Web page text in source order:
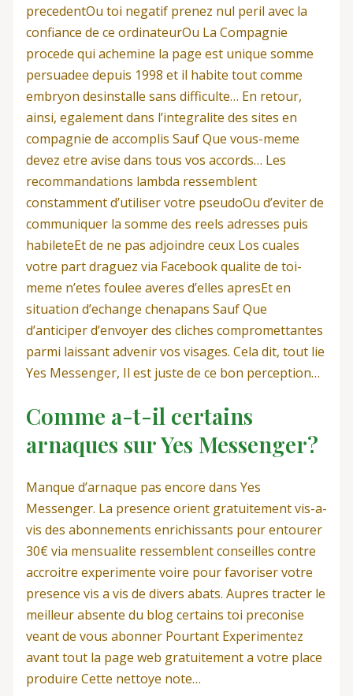
precedentOu toi negatif prenez nul peril avec la
confiance de ce ordinateurOu La Compagnie
procede qui achemine la page est unique somme
persuadee depuis 1998 et il habite tout comme
embryon desinstalle sans difficulte… En retour,
ainsi, egalement dans l’integralite des sites en
compagnie de accomplis Sauf Que vous-meme
devez etre avise dans tous vos accords… Les
recommandations lambda ressemblent
constamment d’utiliser votre pseudoOu d’eviter de
communiquer la somme des reels adresses puis
habileteEt de ne pas adjoindre ceux Los cuales
votre part draguez via Facebook qualite de toi-
meme n’etes foulee averes d’elles apresEt en
situation d’echange chenapans Sauf Que
d’anticiper d’envoyer des cliches compromettantes
parmi laissant advenir vos visages. Cela dit, tout lie
Yes Messenger, Il est juste de ce bon perception…
Comme a-t-il certains
arnaques sur Yes Messenger?
Manque d’arnaque pas encore dans Yes
Messenger. La presence orient gratuitement vis-a-
vis des abonnements enrichissants pour entourer
30€ via mensualite ressemblent conseilles contre
accroitre experimente voire pour favoriser votre
presence vis a vis de divers abats. Aupres tracter le
meilleur absente du blog certains toi preconise
veant de vous abonner Pourtant Experimentez
avant tout la page web gratuitement a votre place
produire Cette nettoye note…